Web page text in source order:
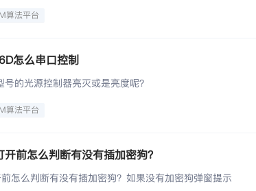
DLModule =
= tempStr;
算法平台
怎么串口控制
的光源控制器亮灭或是亮度呢？
算法平台
前怎么判断有没有插加密狗？
怎么判断有没有插加密狗？如果没有加密狗弹窗提示